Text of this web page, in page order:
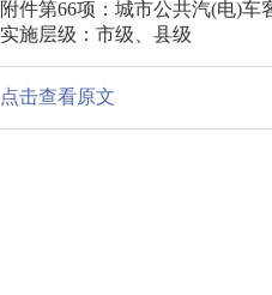
附件第66项：城市公共汽(电)
实施层级：市级、县级
点击查看原文